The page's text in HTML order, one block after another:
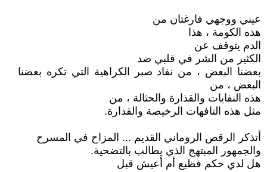
عيني ووجهي فارغتان من
هذه الكومة ، هذا
الدم يتوقف عن
الكثير من الشر في قلبي ضد
بعضنا البعض ، من نفاد صبر الكراهية التي تكره بعضنا
البعض ، من
هذه النفايات والقذارة والحثالة ، من
مثل هذه التافهات الرخيصة والقذارة.
أتذكر الرقص الروماني القديم ... المزاح في المسرح
والجمهور المبتهج الذي يطالب بالتضحية.
هل لدي حكم فظيع أم أعيش قبل